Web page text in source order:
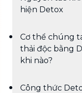
hiện Detox
Cơ thể chúng
thải độc bằng
khi nào?
Công thức